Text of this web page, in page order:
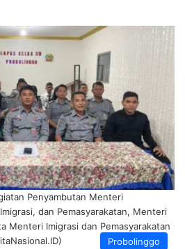
Probolinggo
Penyambutan Menteri
dan Pemasyarakatan, Menteri
Menteri Imigrasi dan Pemasyarakatan